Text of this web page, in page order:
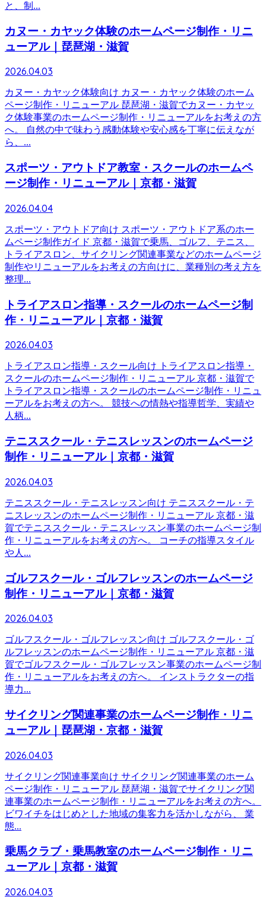
と、制...
カヌー・カヤック体験のホームページ制作・リニ
ューアル｜琵琶湖・滋賀
2026.04.03
カヌー・カヤック体験向け カヌー・カヤック体験のホーム
ページ制作・リニューアル 琵琶湖・滋賀でカヌー・カヤッ
ク体験事業のホームページ制作・リニューアルをお考えの方
へ。 自然の中で味わう感動体験や安心感を丁寧に伝えなが
ら、...
スポーツ・アウトドア教室・スクールのホームペ
ージ制作・リニューアル｜京都・滋賀
2026.04.04
スポーツ・アウトドア向け スポーツ・アウトドア系のホー
ムページ制作ガイド 京都・滋賀で乗馬、ゴルフ、テニス、
トライアスロン、サイクリング関連事業などのホームページ
制作やリニューアルをお考えの方向けに、業種別の考え方を
整理...
トライアスロン指導・スクールのホームページ制
作・リニューアル｜京都・滋賀
2026.04.03
トライアスロン指導・スクール向け トライアスロン指導・
スクールのホームページ制作・リニューアル 京都・滋賀で
トライアスロン指導・スクールのホームページ制作・リニュ
ーアルをお考えの方へ。 競技への情熱や指導哲学、実績や
人柄...
テニススクール・テニスレッスンのホームページ
制作・リニューアル｜京都・滋賀
2026.04.03
テニススクール・テニスレッスン向け テニススクール・テ
ニスレッスンのホームページ制作・リニューアル 京都・滋
賀でテニススクール・テニスレッスン事業のホームページ制
作・リニューアルをお考えの方へ。 コーチの指導スタイル
や人...
ゴルフスクール・ゴルフレッスンのホームページ
制作・リニューアル｜京都・滋賀
2026.04.03
ゴルフスクール・ゴルフレッスン向け ゴルフスクール・ゴ
ルフレッスンのホームページ制作・リニューアル 京都・滋
賀でゴルフスクール・ゴルフレッスン事業のホームページ制
作・リニューアルをお考えの方へ。 インストラクターの指
導力...
サイクリング関連事業のホームページ制作・リニ
ューアル｜琵琶湖・京都・滋賀
2026.04.03
サイクリング関連事業向け サイクリング関連事業のホーム
ページ制作・リニューアル 琵琶湖・滋賀でサイクリング関
連事業のホームページ制作・リニューアルをお考えの方へ。
ビワイチをはじめとした地域の集客力を活かしながら、 業
態...
乗馬クラブ・乗馬教室のホームページ制作・リニ
ューアル｜京都・滋賀
2026.04.03